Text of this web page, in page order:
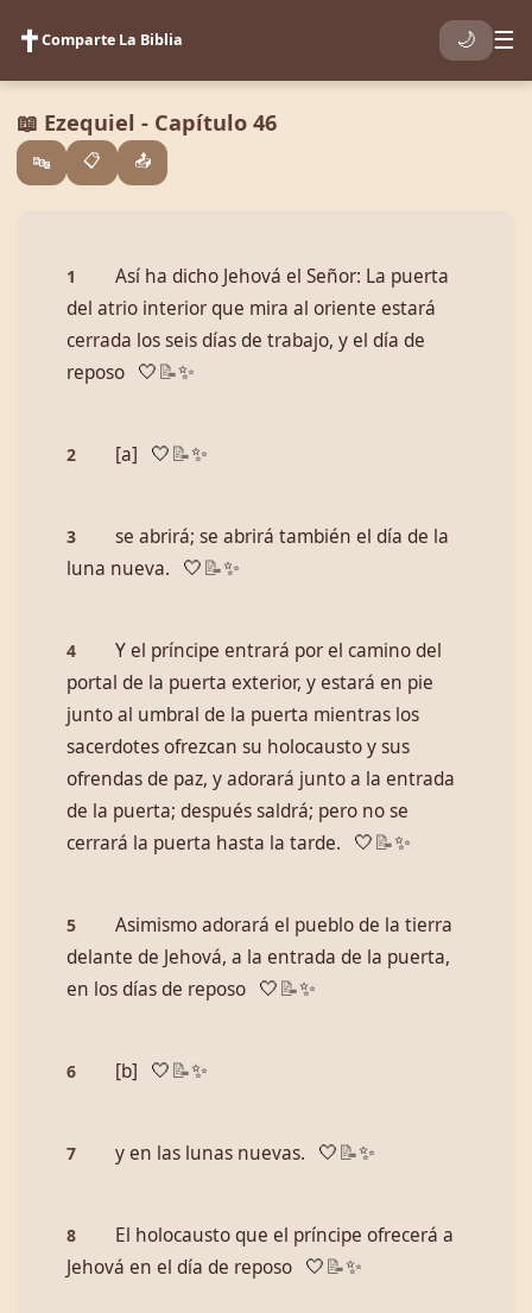
✝️Comparte La Biblia 🌙 ☰
📖 Ezequiel - Capítulo 46
🔤 📋 📤
1
Así ha dicho Jehová el Señor: La puerta
del atrio interior que mira al oriente estará
cerrada los seis días de trabajo, y el día de
reposo
🤍 📝✨
2 [a] 🤍 📝✨
3
se abrirá; se abrirá también el día de la
luna nueva.
🤍 📝✨
4
Y el príncipe entrará por el camino del
portal de la puerta exterior, y estará en pie
junto al umbral de la puerta mientras los
sacerdotes ofrezcan su holocausto y sus
ofrendas de paz, y adorará junto a la entrada
de la puerta; después saldrá; pero no se
cerrará la puerta hasta la tarde.
🤍 📝✨
5
Asimismo adorará el pueblo de la tierra
delante de Jehová, a la entrada de la puerta,
en los días de reposo
🤍 📝✨
6 [b] 🤍 📝✨
7 y en las lunas nuevas. 🤍 📝✨
8
El holocausto que el príncipe ofrecerá a
Jehová en el día de reposo
🤍 📝✨